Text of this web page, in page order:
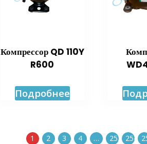
Компрессор QD 110Y
R600
Подробнее
1 2 3 4 … 253 254